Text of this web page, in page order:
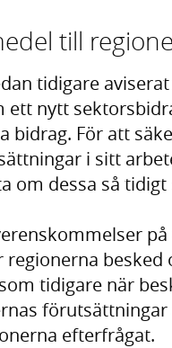
till
tidigare
ett nytt
bidrag. För att
i sitt
om dessa så
tidigare när
efterfrågat.